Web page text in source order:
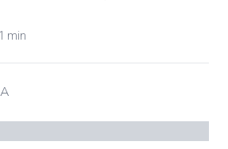
1 min